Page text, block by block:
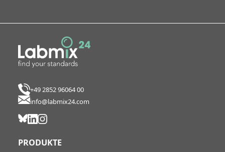
+49 2852 96064 00
info@labmix24.com
PRODUKTE